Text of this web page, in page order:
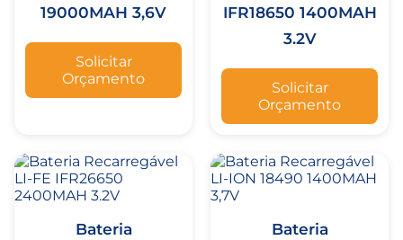
19000MAH 3,6V
Solicitar
Orçamento
IFR18650 1400MAH
3.2V
Solicitar
Orçamento
Bateria
Bateria